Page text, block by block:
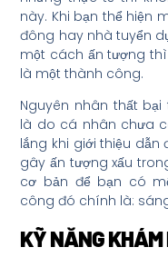
này. Khi bạn thể hiện
đông hay nhà tuyển
một cách ấn tượng thì
là một thành công.
Nguyên nhân thất bại
là do cá nhân chưa
lắng khi giới thiệu dẫn
gây ấn tượng xấu
cơ bản để bạn có
công đó chính là:
KỸ NĂNG